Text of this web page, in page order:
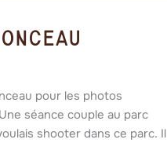
pour les photos
séance couple au parc
shooter dans ce parc. Il